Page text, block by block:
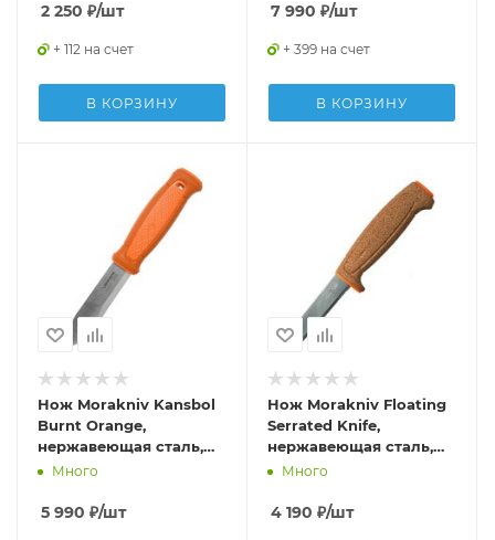
2 250 ₽/шт
+ 112 на счет
В КОРЗИНУ
7 990 ₽/шт
+ 399 на счет
В КОРЗИНУ
Нож Morakniv Kansbol
Burnt Orange,
нержавеющая сталь,
13505
Много
5 990 ₽/шт
Нож Morakniv Floating
Serrated Knife,
нержавеющая сталь,
пробковая ручка,
Много
4 190 ₽/шт